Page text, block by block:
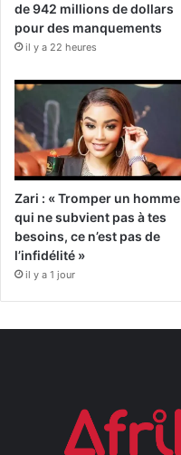
de 942 millions de dollars
pour des manquements
il y a 22 heures
Zari : « Tromper un homme
qui ne subvient pas à tes
besoins, ce n’est pas de
l’infidélité »
il y a 1 jour